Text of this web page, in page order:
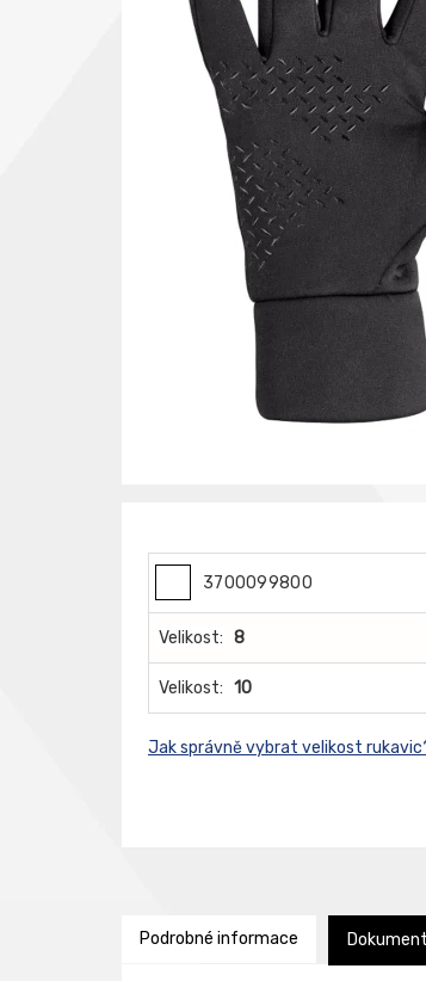
3700099800
Velikost: 8
Velikost: 10
Jak správně vybrat velikost
Podrobné informace